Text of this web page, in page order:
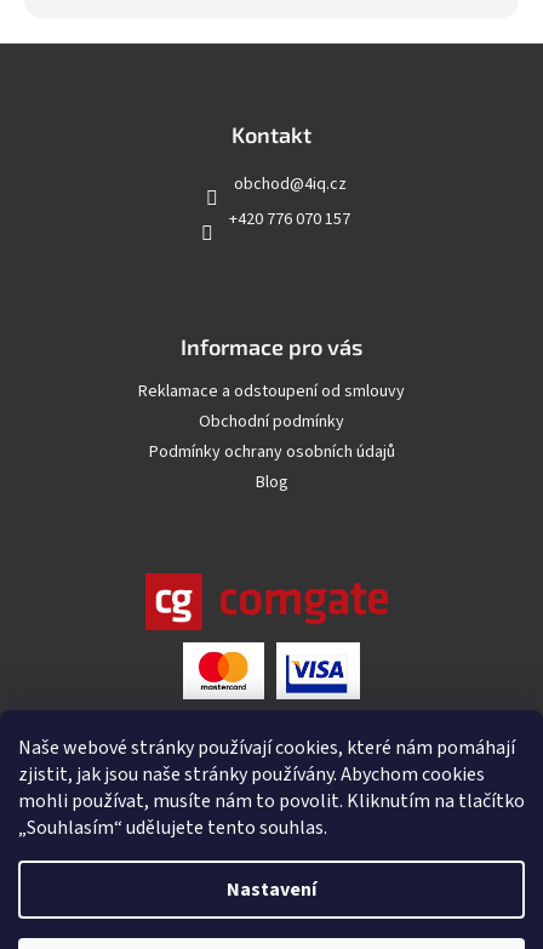
Naše webové stránky používají cookies, které nám pomáhají
zjistit, jak jsou naše stránky používány. Abychom cookies
mohli používat, musíte nám to povolit. Kliknutím na tlačítko
„Souhlasím“ udělujete tento souhlas.
Nastavení
Kontakt
obchod@4iq.cz
+420 776 070 157
Informace pro vás
Reklamace a odstoupení od smlouvy
Obchodní podmínky
Podmínky ochrany osobních údajů
Blog
Vytvořil Shoptet